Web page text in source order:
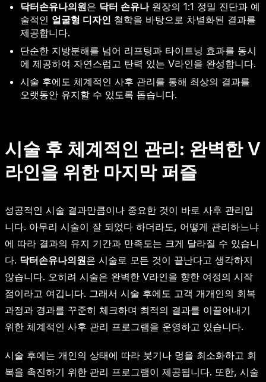
닥터손유나의원은 닥터 손유나원장의 1:1 정밀 진단과 예
술적인 얼굴형 디자인 철학을 바탕으로 차별화된 결과를
제공합니다.
단순한 지방분해를 넘어 리프팅과 타이트닝 효과를 동시
에 제공하여 자연스럽고 탄력 있는 V라인을 완성합니다.
시술 후에도 체계적인 사후 관리를 통해 최상의 결과를
오랫동안 유지할 수 있도록 돕습니다.
시술 후 체계적인 관리: 완벽한 V
라인을 위한 마지막 퍼즐
성공적인 시술 결과만큼이나 중요한 것이 바로 사후 관리입
니다. 아무리 시술이 잘 되었다 하더라도, 어떻게 관리하느냐
에 따라 결과의 유지 기간과 만족도는 크게 달라질 수 있습니
다. 닥터손유나의원은 시술로 모든 것이 끝난다고 생각하지
않습니다. 오히려 시술은 완벽한 V라인을 향한 여정의 시작
점이라고 여깁니다. 그래서 시술 후에도 고객 개개인의 회복
과정과 경과를 꾸준히 체크하며 최적의 결과를 이끌어내기
위한 체계적인 사후 관리 프로그램을 운영하고 있습니다.
시술 후에는 개인의 상태에 따라 붓기나 멍을 최소화하고 회
복을 촉진하기 위한 관리 프로그램이 제공됩니다. 또한, 시술